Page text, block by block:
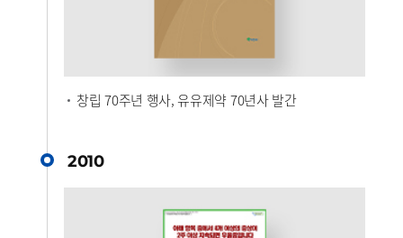
창립 70주년 행사, 유유제약 70년사 발간
2010